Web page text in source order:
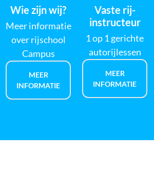
Wie zijn wij?
Meer informatie
over rijschool
Campus
MEER
INFORMATIE
Vaste rij-
instructeur
1 op 1 gerichte
autorijlessen
MEER
INFORMATIE